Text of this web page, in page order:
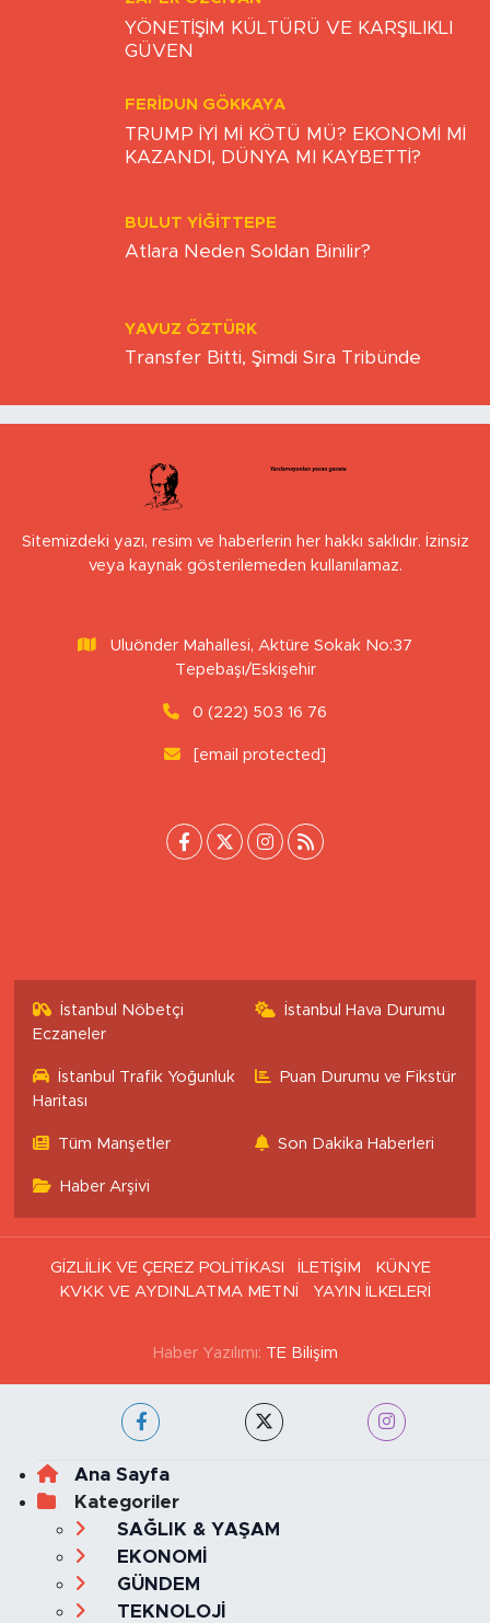
YÖNETİŞİM KÜLTÜRÜ VE KARŞILIKLI
GÜVEN
FERIDUN GÖKKAYA
TRUMP İYİ Mİ KÖTÜ MÜ? EKONOMİ Mİ
KAZANDI, DÜNYA MI KAYBETTİ?
BULUT YİĞİTTEPE
Atlara Neden Soldan Binilir?
YAVUZ ÖZTÜRK
Transfer Bitti, Şimdi Sıra Tribünde
Sitemizdeki yazı, resim ve haberlerin her hakkı saklıdır. İzinsiz
veya kaynak gösterilemeden kullanılamaz.
Uluönder Mahallesi, Aktüre Sokak No:37
Tepebaşı/Eskişehir
0 (222) 503 16 76
[email protected]
İstanbul Nöbetçi
Eczaneler
İstanbul Hava Durumu
İstanbul Trafik Yoğunluk
Haritası
Puan Durumu ve Fikstür
Tüm Manşetler Son Dakika Haberleri
Haber Arşivi
GİZLİLİK VE ÇEREZ POLİTİKASI İLETİŞİM
KÜNYE
KVKK VE AYDINLATMA METNİ
YAYIN İLKELERİ
Haber Yazılımı: TE Bilişim
Ana Sayfa
Kategoriler
SAĞLIK & YAŞAM
EKONOMİ
GÜNDEM
TEKNOLOJİ